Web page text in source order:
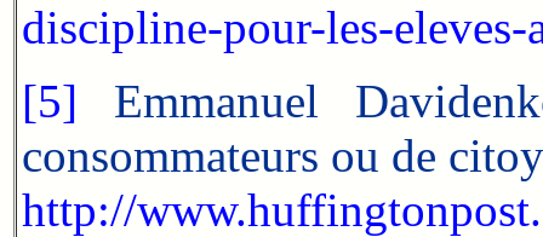
discipline-pour-les-eleves-
[5] Emmanuel
consommateurs ou de
http://